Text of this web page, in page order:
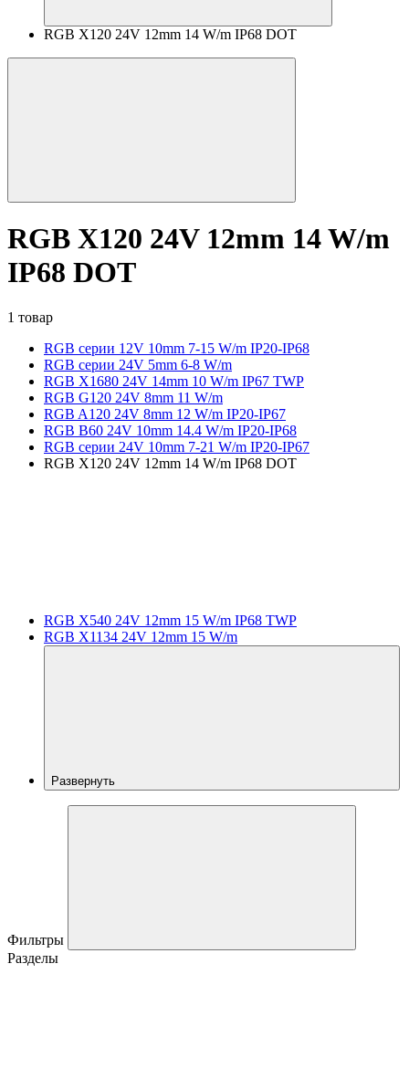
RGB X120 24V 12mm 14 W/m IP68 DOT
RGB X120 24V 12mm 14 W/m
IP68 DOT
1 товар
RGB серии 12V 10mm 7-15 W/m IP20-IP68
RGB серии 24V 5mm 6-8 W/m
RGB X1680 24V 14mm 10 W/m IP67 TWP
RGB G120 24V 8mm 11 W/m
RGB A120 24V 8mm 12 W/m IP20-IP67
RGB B60 24V 10mm 14.4 W/m IP20-IP68
RGB серии 24V 10mm 7-21 W/m IP20-IP67
RGB X120 24V 12mm 14 W/m IP68 DOT
RGB X540 24V 12mm 15 W/m IP68 TWP
RGB X1134 24V 12mm 15 W/m
Развернуть
Фильтры
Разделы